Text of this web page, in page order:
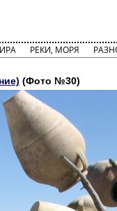
РЕКИ, МОРЯ
(Фото №30)